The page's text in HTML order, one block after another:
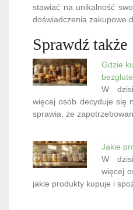
stawiać na unikalność
doświadczenia zakupowe
Sprawdź także
Gdzie
W
więcej osób decyduje się
sprawia, że
Jakie
W
więcej
jakie produkty kupuje i